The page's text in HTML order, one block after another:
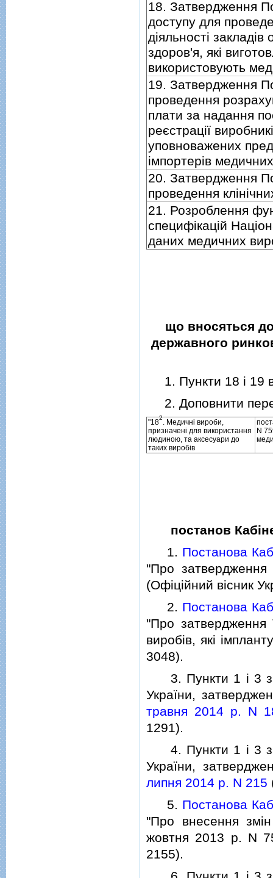
18. Затвердження
доступу для
дiяльностi закладiв
здоров'я, якi
використовують
19. Затвердження
проведення
плати за надання
реєстрацiї
уповноважених
iмпортерiв
20. Затвердження
проведення
21. Розроблення
специфiкацiй
даних медичних
що вносяться
державного
1. Пункти 18 i 19
2. Доповнити
"18
2
. Медичнi вироби,
призначенi для використання
людиною, та аксесуари до
таких виробiв
N
постанов
1. Постанова
"Про
(Офiцiйний вiсник
2. Постанова
"Про затвердження
виробiв, якi
3048).
3. Пункти 1 i 3
України,
травня 2014 р. N
1291).
4. Пункти 1 i 3
України,
липня 2014 р. N 215
5. Постанова
"Про внесення
жовтня 2013 р. N
2155).